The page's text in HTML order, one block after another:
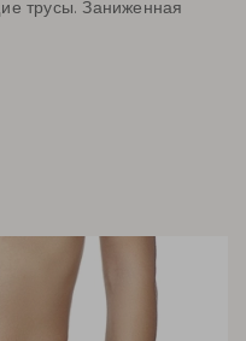
трусы. Заниженная